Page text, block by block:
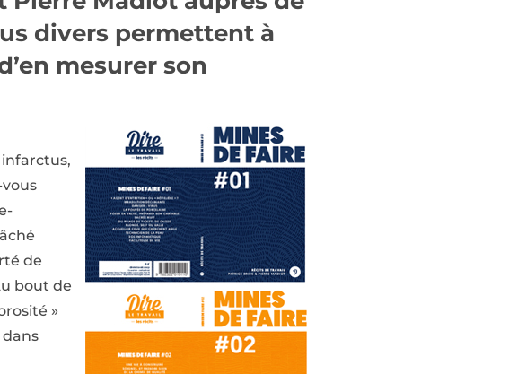
divers permettent à
mesurer son
de
bout de
»